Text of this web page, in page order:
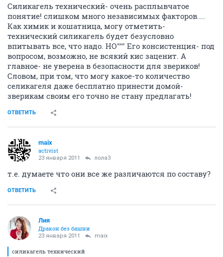
Силикагель технический- очень расплывчатое
понятие! слишком много независимых факторов....
Как химик и кошатница, могу отметить-
технический силикагель будет безусловно
впитывать все, что надо. НО""" Его консистенция- под
вопросом, возможно, не всякий кис заценит. А
главное- не уверена в безопасности для звериков!
Словом, при том, что могу какое-то количество
селикагеля даже бесплатно принести домой-
зверикам своим его точно не стану предлагать!
ОТВЕТИТЬ
maix
activist
23 января 2011 лола3
т.е. думаете что они все же различаются по составу?
ОТВЕТИТЬ
Лия
Дракон без башни
23 января 2011 maix
силикагель технический